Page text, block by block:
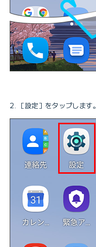
［設定］をタップします。